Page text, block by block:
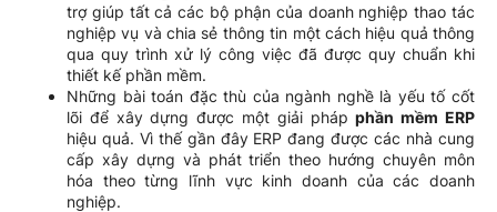
trợ giúp tất cả các bộ phận của doanh nghiệp thao tác
nghiệp vụ và chia sẻ thông tin một cách hiệu quả thông
qua quy trình xử lý công việc đã được quy chuẩn khi
thiết kế phần mềm.
Những bài toán đặc thù của ngành nghề là yếu tố cốt
lõi để xây dựng được một giải phápphần mềm ERP
hiệu quả. Vì thế gần đây ERP đang được các nhà cung
cấp xây dựng và phát triển theo hướng chuyên môn
hóa theo từng lĩnh vực kinh doanh của các doanh
nghiệp.